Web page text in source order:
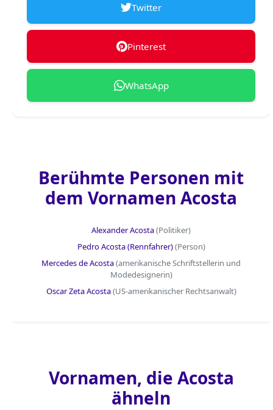
Twitter
Pinterest
WhatsApp
Berühmte Personen mit
dem Vornamen Acosta
Alexander Acosta(Politiker)
Pedro Acosta (Rennfahrer)(Person)
Mercedes de Acosta(amerikanische Schriftstellerin und
Modedesignerin)
Oscar Zeta Acosta(US-amerikanischer Rechtsanwalt)
Vornamen, die Acosta
ähneln